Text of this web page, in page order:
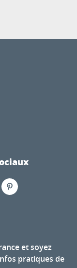
et soyez
pratiques de